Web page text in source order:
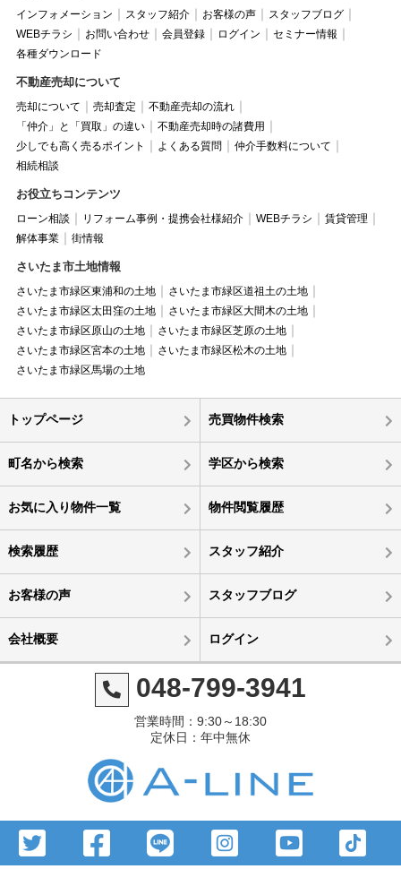
インフォメーション スタッフ紹介 お客様の声
スタッフブログ
WEBチラシ
お問い合わせ 会員登録 ログイン
セミナー情報
各種ダウンロード
不動産売却について
売却について 売却査定
不動産売却の流れ
「仲介」と「買取」の違い
不動産売却時の諸費用
少しでも高く売るポイント
よくある質問
仲介手数料について
相続相談
お役立ちコンテンツ
ローン相談 リフォーム事例・提携会社様紹介 WEBチラシ
賃貸管理
解体事業
街情報
さいたま市土地情報
さいたま市緑区東浦和の土地
さいたま市緑区道祖土の土地
さいたま市緑区太田窪の土地
さいたま市緑区大間木の土地
さいたま市緑区原山の土地
さいたま市緑区芝原の土地
さいたま市緑区宮本の土地
さいたま市緑区松木の土地
さいたま市緑区馬場の土地
トップページ 売買物件検索
町名から検索 学区から検索
お気に入り物件一覧 物件閲覧履歴
検索履歴 スタッフ紹介
お客様の声 スタッフブログ
会社概要 ログイン
048-799-3941
営業時間：9:30～18:30
定休日：年中無休